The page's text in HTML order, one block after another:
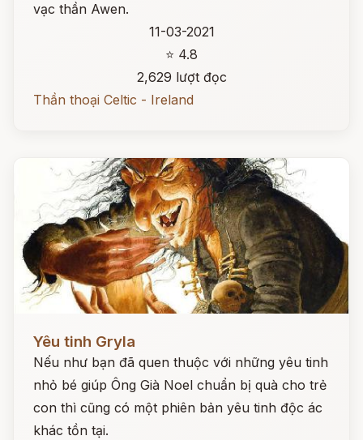
vạc thần Awen.
11-03-2021
⭐ 4.8
2,629 lượt đọc
Thần thoại Celtic - Ireland
Yêu tinh Gryla
Nếu như bạn đã quen thuộc với những yêu tinh
nhỏ bé giúp Ông Già Noel chuẩn bị quà cho trẻ
con thì cũng có một phiên bản yêu tinh độc ác
khác tồn tại.